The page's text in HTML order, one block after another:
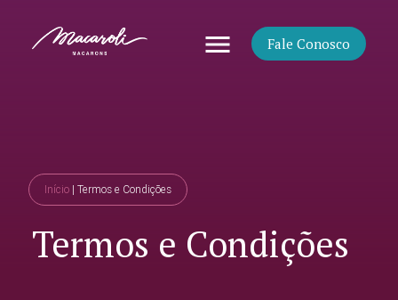
Fale Conosco
menu
Início |Termos e Condições
Termos e Condições